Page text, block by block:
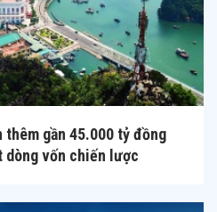
thêm gần 45.000 tỷ đồng
vốn chiến lược